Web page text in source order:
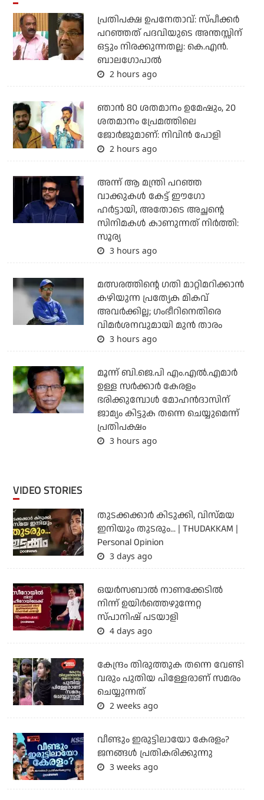
പ്രതിപക്ഷ ഉപനേതാവ്: സ്പീക്കര്‍
പറഞ്ഞത് പദവിയുടെ അന്തസ്സിന്
ഒട്ടും നിരക്കുന്നതല്ല: കെ.എന്‍.
ബാലഗോപാല്‍
2 hours ago
ഞാൻ 80 ശതമാനം ഉമേഷും, 20
ശതമാനം പ്രേമത്തിലെ
ജോർജുമാണ്: നിവിൻ പോളി
2 hours ago
അന്ന് ആ മന്ത്രി പറഞ്ഞ
വാക്കുകള്‍ കേട്ട് ഈഗോ
ഹര്‍ട്ടായി, അതോടെ അച്ഛന്റെ
സിനിമകള്‍ കാണുന്നത് നിര്‍ത്തി:
സൂര്യ
3 hours ago
മത്സരത്തിന്റെ ഗതി മാറ്റിമറിക്കാന്‍
കഴിയുന്ന പ്രത്യേക മികവ്
അവര്‍ക്കില്ല; ഗംഭീറിനെതിരെ
വിമര്‍ശനവുമായി മുന്‍ താരം
3 hours ago
മൂന്ന് ബി.ജെ.പി എം.എല്‍.എമാര്‍
ഉള്ള സര്‍ക്കാര്‍ കേരളം
ഭരിക്കുമ്പോള്‍ മോഹന്‍ദാസിന്
ജാമ്യം കിട്ടുക തന്നെ ചെയ്യുമെന്ന്
പ്രതിപക്ഷം
3 hours ago
VIDEO STORIES
തുടക്കക്കാര്‍ കിടുക്കി, വിസ്മയ
ഇനിയും തുടരും... | THUDAKKAM |
Personal Opinion
3 days ago
ഒയര്‍സബാൽ നാണക്കേടിൽ
നിന്ന് ഉയിർത്തെഴുന്നേറ്റ
സ്പാനിഷ് പടയാളി
4 days ago
കേന്ദ്രം തിരുത്തുക തന്നെ വേണ്ടി
വരും പുതിയ പിള്ളേരാണ് സമരം
ചെയ്യുന്നത്
2 weeks ago
വീണ്ടും ഇരുട്ടിലായോ കേരളം?
ജനങ്ങൾ പ്രതികരിക്കുന്നു
3 weeks ago